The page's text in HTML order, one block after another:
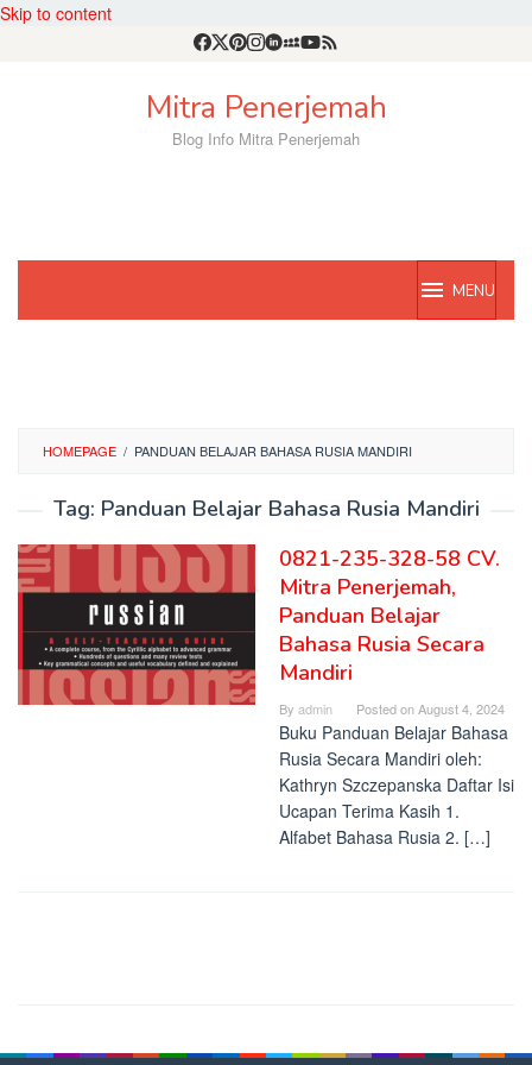
Skip to content
Mitra Penerjemah
Blog Info Mitra Penerjemah
MENU
HOMEPAGE / PANDUAN BELAJAR BAHASA RUSIA MANDIRI
Tag: Panduan Belajar Bahasa Rusia Mandiri
0821-235-328-58 CV.
Mitra Penerjemah,
Panduan Belajar
Bahasa Rusia Secara
Mandiri
By admin Posted onAugust 4, 2024
Buku Panduan Belajar Bahasa
Rusia Secara Mandiri oleh:
Kathryn Szczepanska Daftar Isi
Ucapan Terima Kasih 1.
Alfabet Bahasa Rusia 2. […]